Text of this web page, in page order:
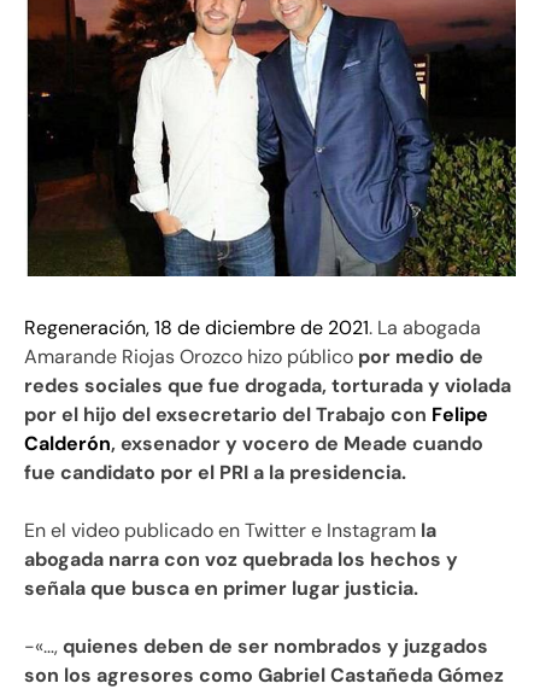
Regeneración, 18 de diciembre de 2021. La abogada
Amarande Riojas Orozco hizo público por medio de
redes sociales que fue drogada, torturada y violada
por el hijo del exsecretario del Trabajo con Felipe
Calderón, exsenador y vocero de Meade cuando
fue candidato por el PRI a la presidencia.
En el video publicado en Twitter e Instagram la
abogada narra con voz quebrada los hechos y
señala que busca en primer lugar justicia.
-«…,quienes deben de ser nombrados y juzgados
son los agresores como Gabriel Castañeda Gómez